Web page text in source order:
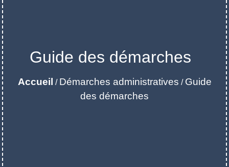
Guide des démarches
Accueil / Démarches administratives / Guide
des démarches